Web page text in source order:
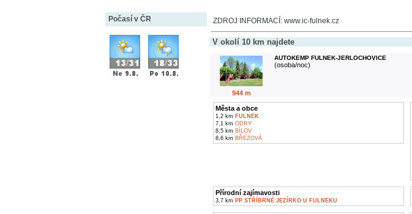
Počasí v ČR ZDROJ INFORMACÍ: www.ic-fulnek.cz
V okolí 10 km najdete
944 m
AUTOKEMP FULNEK-JERLOCHOVICE
(osoba/noc)
Města a obce
1,2 km FULNEK
7,1 km ODRY
8,5 km BÍLOV
8,6 km BŘEZOVÁ
Přírodní zajímavosti
3,7 km PP STŘÍBRNÉ JEZÍRKO U FULNEKU